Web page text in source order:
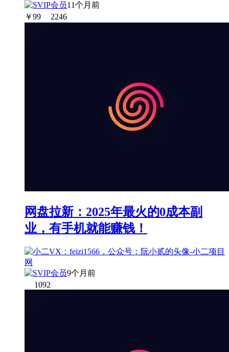
11个月前
￥99 2246
网盘拉新：2025年最火的0成本副
业，有手机就能赚钱！
9个月前
1092